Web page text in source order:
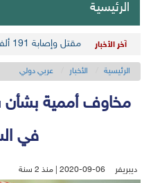
الرئيسية
آخر الأخبار مقتل وإصابة 191 ألف مدني لأسباب مباشرة وغير مباشرة في أحدث حصيلة حوثية
الرئيسية الأخبار عربي دولي
مخاوف أممية بشأن
في
ديبريفر 2020-09-06 | منذ 2 سنة